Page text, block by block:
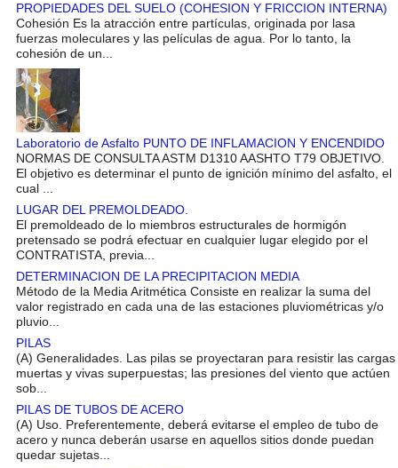
PROPIEDADES DEL SUELO (COHESION Y FRICCION INTERNA)
Cohesión Es la atracción entre partículas, originada por lasa
fuerzas moleculares y las películas de agua. Por lo tanto, la
cohesión de un...
Laboratorio de Asfalto PUNTO DE INFLAMACION Y ENCENDIDO
NORMAS DE CONSULTA ASTM D1310 AASHTO T79 OBJETIVO.
El objetivo es determinar el punto de ignición mínimo del asfalto, el
cual ...
LUGAR DEL PREMOLDEADO.
El premoldeado de lo miembros estructurales de hormigón
pretensado se podrá efectuar en cualquier lugar elegido por el
CONTRATISTA, previa...
DETERMINACION DE LA PRECIPITACION MEDIA
Método de la Media Aritmética Consiste en realizar la suma del
valor registrado en cada una de las estaciones pluviométricas y/o
pluvio...
PILAS
(A) Generalidades. Las pilas se proyectaran para resistir las cargas
muertas y vivas superpuestas; las presiones del viento que actúen
sob...
PILAS DE TUBOS DE ACERO
(A) Uso. Preferentemente, deberá evitarse el empleo de tubo de
acero y nunca deberán usarse en aquellos sitios donde puedan
quedar sujetas...